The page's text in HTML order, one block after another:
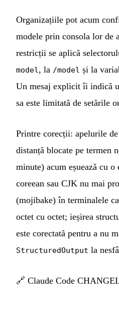
Organizațiile pot acum
modele prin consola lor de
restricții se aplică
model , la /model și la
Un mesaj explicit îi indică
sa este limitată de setările
Printre corecții: apelurile
distanță blocate pe termen
minute) acum eșuează cu
coreean sau CJK nu mai
(mojibake) în terminalele
octet cu octet; ieșirea
este corectată pentru a nu
StructuredOutput la
🔗 Claude Code